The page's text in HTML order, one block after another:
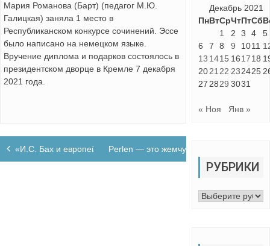
Мария Романова (Барт) (педагог М.Ю.
Галицкая) заняла 1 место в
Республиканском конкурсе сочинений. Эссе
было написано на немецком языке.
Вручение диплома и подарков состоялось в
президентском дворце в Кремле 7 декабря
2021 года.
Навигация
по
«И.С. Бах и европейские романтики»
Perlen — это жемчужинки
Декабрь 2021
ПнВтСрЧтПтСб
1
2 3 4
5
6
7 8 9 1011
13 1415 161718
2021 22 232425
27 2829 3031
« Ноя Янв »
РУБРИКИ
Рубрики